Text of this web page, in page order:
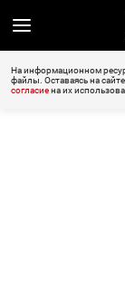
На информационном
файлы. Оставаясь на
согласиена их